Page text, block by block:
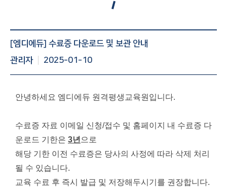
공
[엠디에듀] 수료증 다운로드 및 보관 안내
관리자
2025-01-10
안녕하세요 엠디에듀 원격평생교육원입니다.
수료증 자료 이메일 신청/접수 및 홈페이지 내 수료증 다
운로드 기한은 3년 으로
해당 기한 이전 수료증은 당사의 사정에 따라 삭제 처리
될 수 있습니다.
교육 수료 후 즉시 발급 및 저장해두시기를 권장합니다.